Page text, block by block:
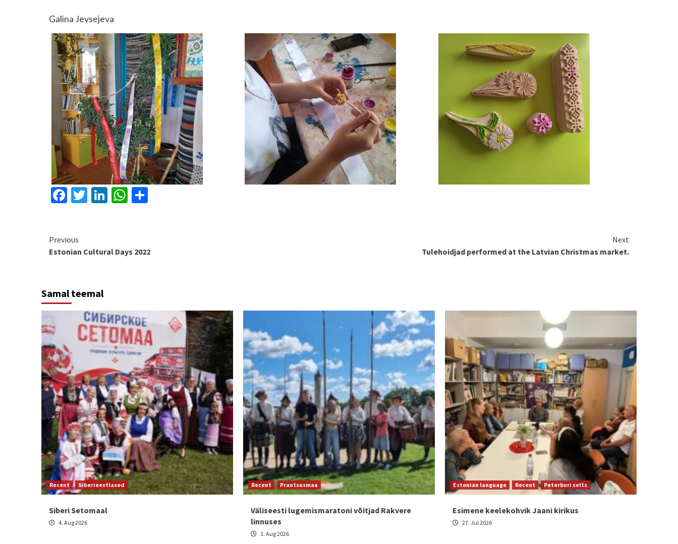
Galina Jevsejeva
Facebook
Twitter
LinkedIn
WhatsApp
Continue
Reading
Previous
Estonian Cultural Days 2022
Next
Tulehoidjad performed at the Latvian Christmas market.
Samal teemal
Recent Siberieestlased
Siberi Setomaal
4. Aug 2026
Recent Prantsusmaa
Väliseesti lugemismaratoni võitjad Rakvere
linnuses
1. Aug 2026
Estonian language Recent Peterburi selts
Esimene keelekohvik Jaani kirikus
27. Jul 2026